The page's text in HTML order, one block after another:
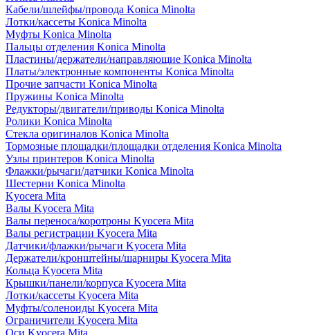
Кабели/шлейфы/провода Konica Minolta
Лотки/кассеты Konica Minolta
Муфты Konica Minolta
Пальцы отделения Konica Minolta
Пластины/держатели/направляющие Konica Minolta
Платы/электронные компоненты Konica Minolta
Прочие запчасти Konica Minolta
Пружины Konica Minolta
Редукторы/двигатели/приводы Konica Minolta
Ролики Konica Minolta
Стекла оригиналов Konica Minolta
Тормозные площадки/площадки отделения Konica Minolta
Узлы принтеров Konica Minolta
Флажки/рычаги/датчики Konica Minolta
Шестерни Konica Minolta
Kyocera Mita
Валы Kyocera Mita
Валы переноса/коротроны Kyocera Mita
Валы регистрации Kyocera Mita
Датчики/флажки/рычаги Kyocera Mita
Держатели/кронштейны/шарниры Kyocera Mita
Кольца Kyocera Mita
Крышки/панели/корпуса Kyocera Mita
Лотки/кассеты Kyocera Mita
Муфты/соленоиды Kyocera Mita
Ограничители Kyocera Mita
Оси Kyocera Mita